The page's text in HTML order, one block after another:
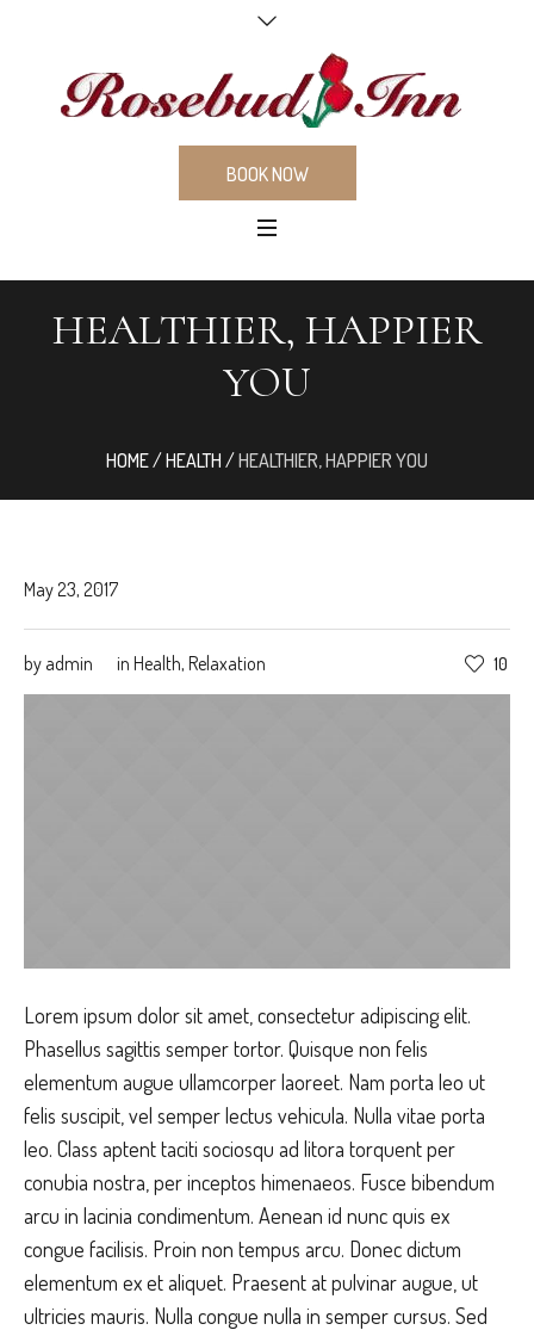
BOOK NOW
HEALTHIER, HAPPIER
YOU
HOME/HEALTH /HEALTHIER, HAPPIER YOU
May 23, 2017
by admin in Health, Relaxation 10
Lorem ipsum dolor sit amet, consectetur adipiscing elit.
Phasellus sagittis semper tortor. Quisque non felis
elementum augue ullamcorper laoreet. Nam porta leo ut
felis suscipit, vel semper lectus vehicula. Nulla vitae porta
leo. Class aptent taciti sociosqu ad litora torquent per
conubia nostra, per inceptos himenaeos. Fusce bibendum
arcu in lacinia condimentum. Aenean id nunc quis ex
congue facilisis. Proin non tempus arcu. Donec dictum
elementum ex et aliquet. Praesent at pulvinar augue, ut
ultricies mauris. Nulla congue nulla in semper cursus. Sed